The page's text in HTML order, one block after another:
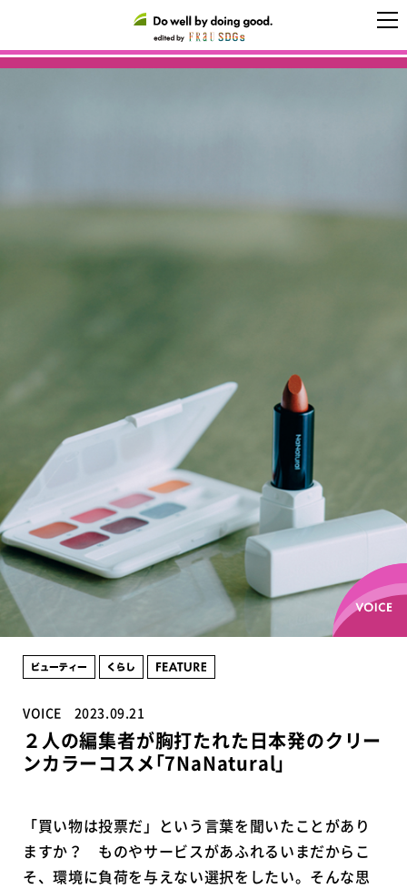
VOICE 2023.09.21
２人の編集者が胸打たれた日本発のクリー
ンカラーコスメ｢7NaNatural｣
「買い物は投票だ」という言葉を聞いたことがあり
ますか？ ものやサービスがあふれるいまだからこ
そ、環境に負荷を与えない選択をしたい。そんな思